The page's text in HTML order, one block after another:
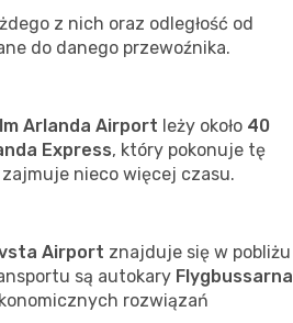
z nich oraz odległość od
do danego przewoźnika.
Arlanda Airport leży około 40
Express, który pokonuje tę
nieco więcej czasu.
Airport znajduje się w pobliżu
są autokary Flygbussarna
rozwiązań